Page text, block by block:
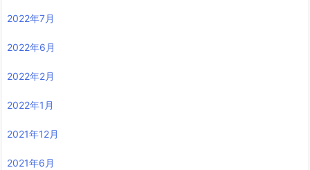
2022年7月
2022年6月
2022年2月
2022年1月
2021年12月
2021年6月